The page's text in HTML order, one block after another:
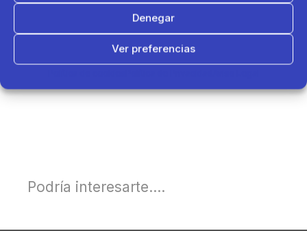
Denegar
Ver preferencias
Podría interesarte....